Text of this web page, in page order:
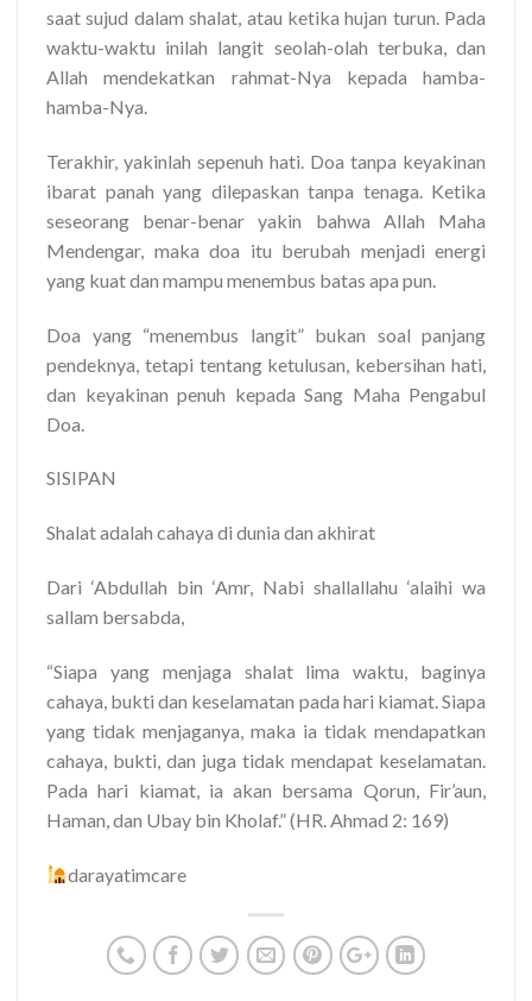
saat sujud dalam shalat, atau ketika hujan turun. Pada
waktu-waktu inilah langit seolah-olah terbuka, dan
Allah mendekatkan rahmat-Nya kepada hamba-
hamba-Nya.
Terakhir, yakinlah sepenuh hati. Doa tanpa keyakinan
ibarat panah yang dilepaskan tanpa tenaga. Ketika
seseorang benar-benar yakin bahwa Allah Maha
Mendengar, maka doa itu berubah menjadi energi
yang kuat dan mampu menembus batas apa pun.
Doa yang “menembus langit” bukan soal panjang
pendeknya, tetapi tentang ketulusan, kebersihan hati,
dan keyakinan penuh kepada Sang Maha Pengabul
Doa.
SISIPAN
Shalat adalah cahaya di dunia dan akhirat
Dari ‘Abdullah bin ‘Amr, Nabi shallallahu ‘alaihi wa
sallam bersabda,
“Siapa yang menjaga shalat lima waktu, baginya
cahaya, bukti dan keselamatan pada hari kiamat. Siapa
yang tidak menjaganya, maka ia tidak mendapatkan
cahaya, bukti, dan juga tidak mendapat keselamatan.
Pada hari kiamat, ia akan bersama Qorun, Fir’aun,
Haman, dan Ubay bin Kholaf.” (HR. Ahmad 2: 169)
darayatimcare